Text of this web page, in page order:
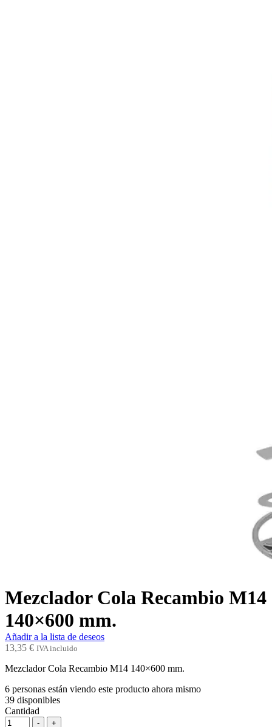
Mezclador Cola Recambio M14
140×600 mm.
Añadir a la lista de deseos
13,35 € IVA incluido
Mezclador Cola Recambio M14 140×600 mm.
6 personas están viendo este producto ahora mismo
39 disponibles
Cantidad
- +